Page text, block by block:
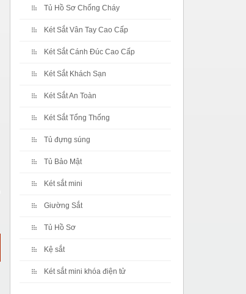
Tủ Hồ Sơ Chống Cháy
Két Sắt Vân Tay Cao Cấp
Két Sắt Cánh Đúc Cao Cấp
Két Sắt Khách Sạn
Két Sắt An Toàn
Két Sắt Tổng Thống
Tủ đựng súng
Tủ Bảo Mật
Két sắt mini
Giường Sắt
Tủ Hồ Sơ
Kệ sắt
Két sắt mini khóa điện tử